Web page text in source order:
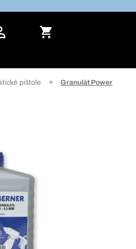
pištole Granulát Power